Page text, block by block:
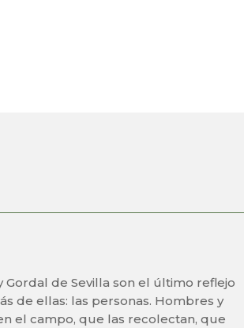
Gordal de Sevilla son el último reflejo
de ellas: las personas. Hombres y
el campo, que las recolectan, que